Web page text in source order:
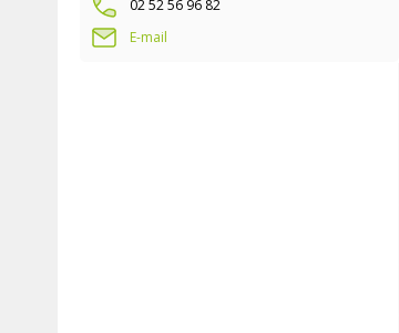
02 52 56 96 82
E-mail